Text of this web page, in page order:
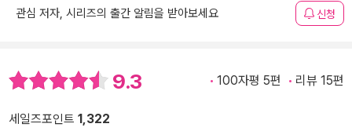
관심 저자, 시리즈의 출간 알림을 받아보세요 신청
9.3 100자평 5편 리뷰 15편
세일즈포인트 1,322